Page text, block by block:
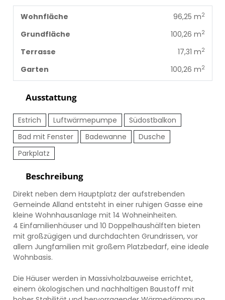
Beschreibung
Direkt neben dem Hauptplatz der aufstrebenden
Gemeinde Alland entsteht in einer ruhigen Gasse eine
kleine Wohnhausanlage mit 14 Wohneinheiten.
4 Einfamilienhäuser und 10 Doppelhaushälften bieten
mit großzügigen und durchdachten Grundrissen, vor
allem Jungfamilien mit großem Platzbedarf, eine ideale
Wohnbasis.
Die Häuser werden in Massivholzbauweise errichtet,
einem ökologischen und nachhaltigen Baustoff mit
Wohnfläche 96,25 m2
Grundfläche 100,26 m2
Terrasse 17,31 m2
Garten 100,26 m2
Ausstattung
Estrich Luftwärmepumpe
Südostbalkon
Bad mit Fenster
Badewanne
Dusche
Parkplatz